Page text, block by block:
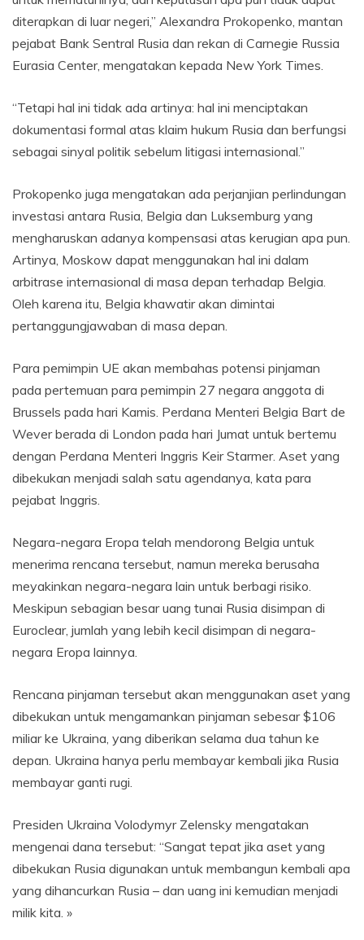
diterapkan di luar negeri,” Alexandra Prokopenko, mantan
pejabat Bank Sentral Rusia dan rekan di Carnegie Russia
Eurasia Center, mengatakan kepada New York Times.
“Tetapi hal ini tidak ada artinya: hal ini menciptakan
dokumentasi formal atas klaim hukum Rusia dan berfungsi
sebagai sinyal politik sebelum litigasi internasional.”
Prokopenko juga mengatakan ada perjanjian perlindungan
investasi antara Rusia, Belgia dan Luksemburg yang
mengharuskan adanya kompensasi atas kerugian apa pun.
Artinya, Moskow dapat menggunakan hal ini dalam
arbitrase internasional di masa depan terhadap Belgia.
Oleh karena itu, Belgia khawatir akan dimintai
pertanggungjawaban di masa depan.
Para pemimpin UE akan membahas potensi pinjaman
pada pertemuan para pemimpin 27 negara anggota di
Brussels pada hari Kamis. Perdana Menteri Belgia Bart de
Wever berada di London pada hari Jumat untuk bertemu
dengan Perdana Menteri Inggris Keir Starmer. Aset yang
dibekukan menjadi salah satu agendanya, kata para
pejabat Inggris.
Negara-negara Eropa telah mendorong Belgia untuk
menerima rencana tersebut, namun mereka berusaha
meyakinkan negara-negara lain untuk berbagi risiko.
Meskipun sebagian besar uang tunai Rusia disimpan di
Euroclear, jumlah yang lebih kecil disimpan di negara-
negara Eropa lainnya.
Rencana pinjaman tersebut akan menggunakan aset yang
dibekukan untuk mengamankan pinjaman sebesar $106
miliar ke Ukraina, yang diberikan selama dua tahun ke
depan. Ukraina hanya perlu membayar kembali jika Rusia
membayar ganti rugi.
Presiden Ukraina Volodymyr Zelensky mengatakan
mengenai dana tersebut: “Sangat tepat jika aset yang
dibekukan Rusia digunakan untuk membangun kembali apa
yang dihancurkan Rusia – dan uang ini kemudian menjadi
milik kita. »